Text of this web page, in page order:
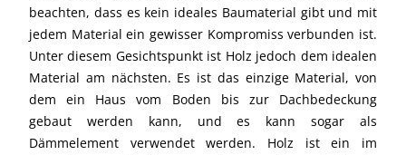
beachten, dass es kein ideales Baumaterial gibt und mit
jedem Material ein gewisser Kompromiss verbunden ist.
Unter diesem Gesichtspunkt ist Holz jedoch dem idealen
Material am nächsten. Es ist das einzige Material, von
dem ein Haus vom Boden bis zur Dachbedeckung
gebaut werden kann, und es kann sogar als
Dämmelement verwendet werden. Holz ist ein im